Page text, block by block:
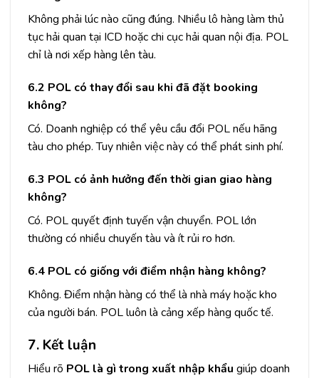
Không phải lúc nào cũng đúng. Nhiều lô hàng làm thủ
tục hải quan tại ICD hoặc chi cục hải quan nội địa. POL
chỉ là nơi xếp hàng lên tàu.
6.2 POL có thay đổi sau khi đã đặt booking
không?
Có. Doanh nghiệp có thể yêu cầu đổi POL nếu hãng
tàu cho phép. Tuy nhiên việc này có thể phát sinh phí.
6.3 POL có ảnh hưởng đến thời gian giao hàng
không?
Có. POL quyết định tuyến vận chuyển. POL lớn
thường có nhiều chuyến tàu và ít rủi ro hơn.
6.4 POL có giống với điểm nhận hàng không?
Không. Điểm nhận hàng có thể là nhà máy hoặc kho
của người bán. POL luôn là cảng xếp hàng quốc tế.
7. Kết luận
Hiểu rõ POL là gì trong xuất nhập khẩu giúp doanh